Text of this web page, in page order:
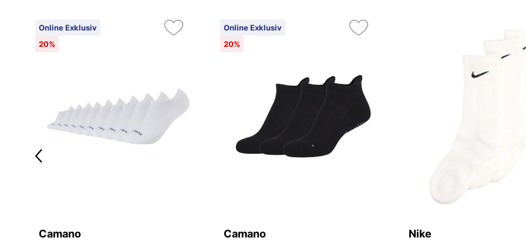
Online Exklusiv
20%
Camano
Online Exklusiv
20%
Camano
Nike